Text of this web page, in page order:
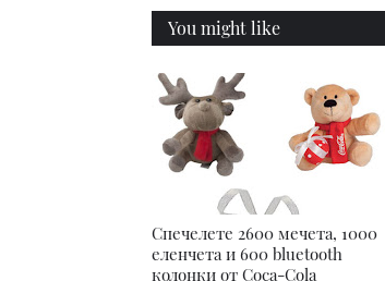
You might like
Спечелете 2600 мечета, 1000
еленчета и 600 bluetooth
колонки от Coca-Cola